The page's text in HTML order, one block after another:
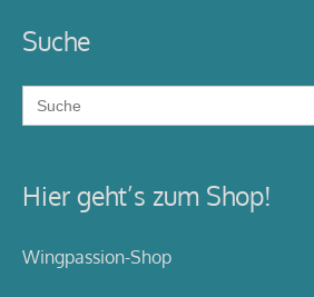
Suche
Search
for:
Hier geht’s zum Shop!
Wingpassion-Shop